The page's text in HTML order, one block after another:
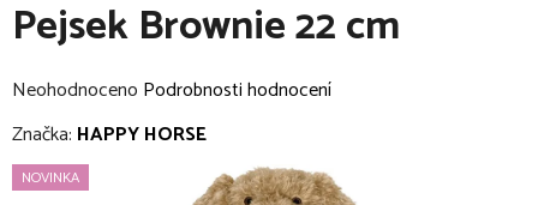
Pejsek Brownie 22 cm
Průměrné
hodnocení
je
Neohodnoceno Podrobnosti hodnocení
Značka: HAPPY HORSE
NOVINKA